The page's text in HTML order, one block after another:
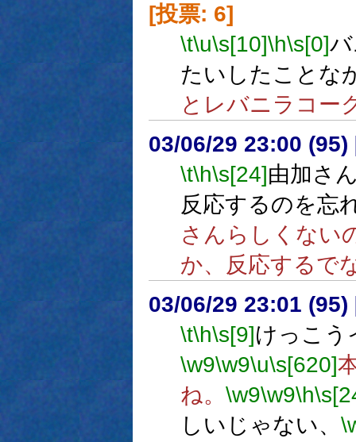
[投票: 6]
\t\u\s[10]\h\s[0]
たいしたことな
とレバニラコー
03/06/29 23:00 (95)
\t\h\s[24]由加さ
反応するのを忘
さんらしくない
か、反応するで
03/06/29 23:01 (95)
\t\h\s[9]けっこう
\w9\w9\u\s[620]
ね。 \w9\w9\h
しいじゃない、